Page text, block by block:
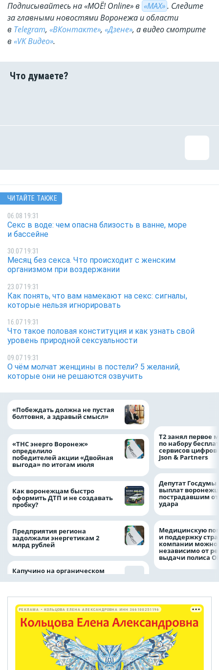
Подписывайтесь на «МОЁ! Online» в «МАХ». Cледите
за главными новостями Воронежа и области
в Telegram, «ВКонтакте», «Дзене», а видео смотрите
в «VK Видео».
ЧИТАЙТЕ ТАКЖЕ
06.08 19:31
Секс в воде: чем опасна близость в ванне, море
и бассейне
30.07 19:31
Месяц без секса. Что происходит с женским
организмом при воздержании
23.07 19:31
Как понять, что вам намекают на секс: сигналы,
которые нельзя игнорировать
16.07 19:31
Что такое половая конституция и как узнать свой
уровень природной сексуальности
09.07 19:31
О чём молчат женщины в постели? 5 желаний,
которые они не решаются озвучить
«Побеждать должна не пустая
болтовня, а здравый смысл»
«ТНС энерго Воронеж»
определило
победителей акции «Двойная
выгода» по итогам июля
Как воронежцам быстро
оформить ДТП и не создавать
пробку?
Предприятия региона
задолжали энергетикам 2
млрд рублей
Капучино на органическом
Т2 занял первое
по набору
сервисов
Json & Partners
Депутат Госдумы
выплат
пострадавшим от
удара
Медицинскую
и поддержку
компании можно
независимо от
выдачи полиса
РЕКЛАМА • КОЛЬЦОВА ЕЛЕНА АЛЕКСАНДРОВНА ИНН 366100251196